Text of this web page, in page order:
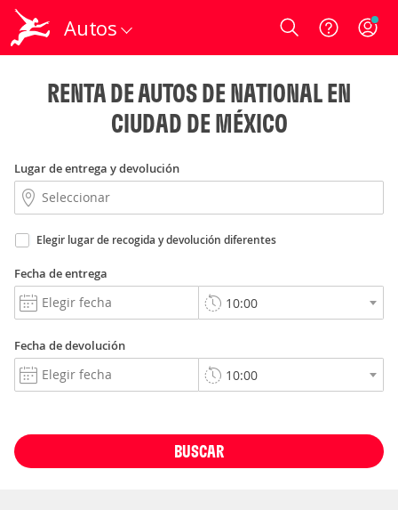
Autos Login
RENTA DE AUTOS DE NATIONAL EN
CIUDAD DE MÉXICO
Lugar de entrega y devolución
Elegir lugar de recogida y devolución diferentes
Fecha de entrega
Fecha de devolución
BUSCAR